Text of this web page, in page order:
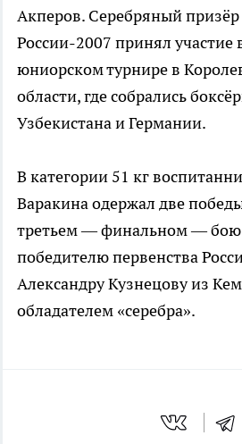
Акперов. Серебряный призёр
России-2007 принял
юниорском турнире в
области, где собрались
Узбекистана и Германии.
В категории 51 кг
Варакина одержал две
третьем — финальном — бою
победителю первенства
Александру Кузнецову из
обладателем «серебра».